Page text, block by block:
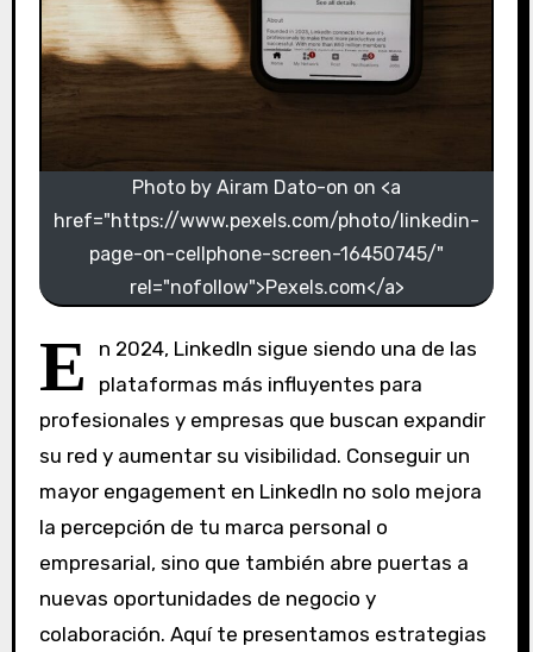
Photo by Airam Dato-on on <a
href="https://www.pexels.com/photo/linkedin-
page-on-cellphone-screen-16450745/"
rel="nofollow">Pexels.com</a>
E
n 2024, LinkedIn sigue siendo una de las
plataformas más influyentes para
profesionales y empresas que buscan expandir
su red y aumentar su visibilidad. Conseguir un
mayor engagement en LinkedIn no solo mejora
la percepción de tu marca personal o
empresarial, sino que también abre puertas a
nuevas oportunidades de negocio y
colaboración. Aquí te presentamos estrategias